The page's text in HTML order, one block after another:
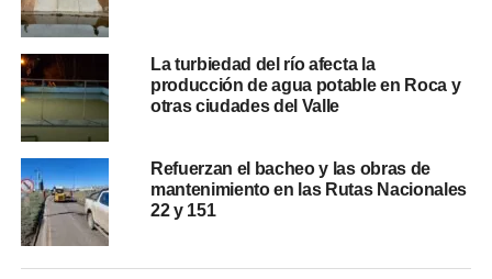
La turbiedad del río afecta la
producción de agua potable en Roca y
otras ciudades del Valle
Refuerzan el bacheo y las obras de
mantenimiento en las Rutas Nacionales
22 y 151